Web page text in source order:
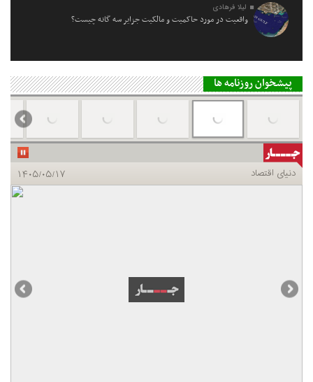
لیلا فرهادی
واقعیت در مورد حاکمیت و مالکیت جزایر سه گانه چیست؟
پیشخوان روزنامه ها